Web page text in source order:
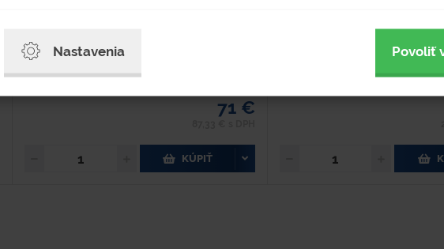
Skladom 3 ks
71 €
KÚPIŤ
Nastavenia Povoliť